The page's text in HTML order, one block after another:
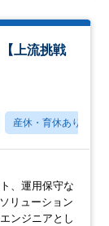
上流挑戦
産休・育休あり
、運用保守な
リューション
ンジニアとし